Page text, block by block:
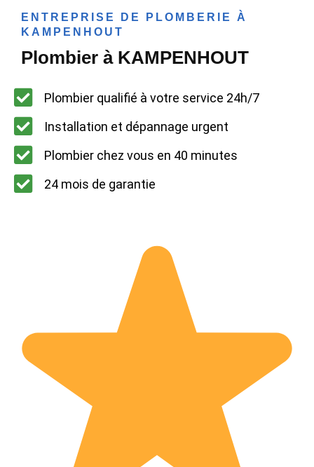
ENTREPRISE DE PLOMBERIE À
KAMPENHOUT
Plombier à KAMPENHOUT
Plombier qualifié à votre service 24h/7
Installation et dépannage urgent
Plombier chez vous en 40 minutes
24 mois de garantie